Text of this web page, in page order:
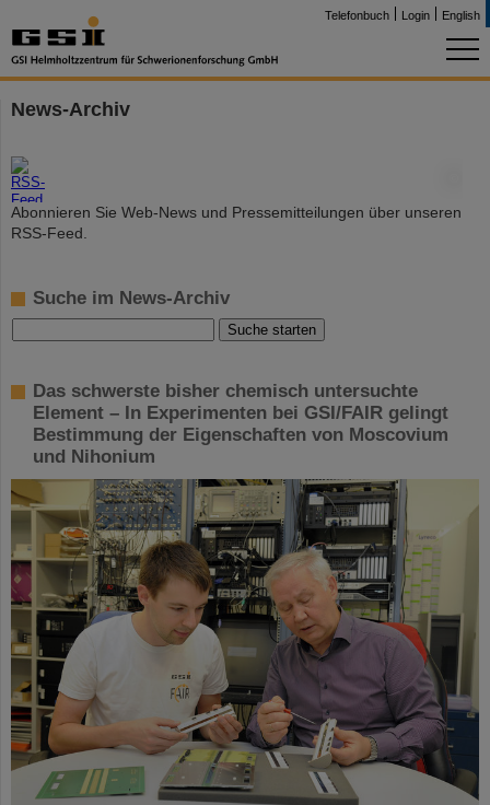
Telefonbuch Login English
News-Archiv
Abonnieren Sie Web-News und Pressemitteilungen über unseren
RSS-Feed.
Suche im News-Archiv
Das schwerste bisher chemisch untersuchte
Element – In Experimenten bei GSI/FAIR gelingt
Bestimmung der Eigenschaften von Moscovium
und Nihonium